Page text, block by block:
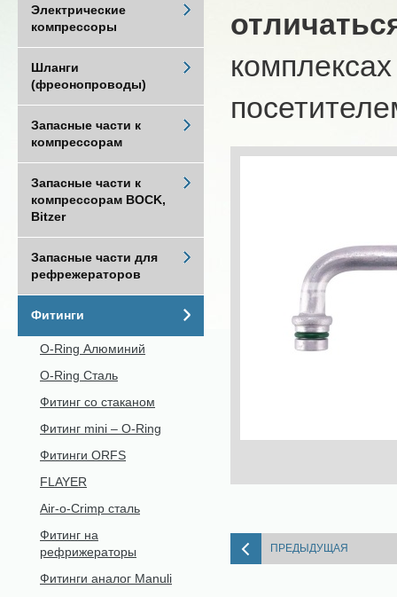
ПРЕДЫДУЩАЯ
Электрические
компрессоры
Шланги
(фреонопроводы)
Запасные части к
компрессорам
Запасные части к
компрессорам BOCK,
Bitzer
Запасные части для
рефрежераторов
Фитинги
O-Ring Алюминий
O-Ring Сталь
Фитинг со стаканом
Фитинг mini – O-Ring
Фитинги ORFS
FLAYER
Air-o-Crimp сталь
Фитинг на
рефрижераторы
Фитинги аналог Manuli